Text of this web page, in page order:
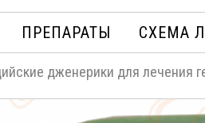
ПРЕПАРАТЫ СХЕМА
дженерики для лечения